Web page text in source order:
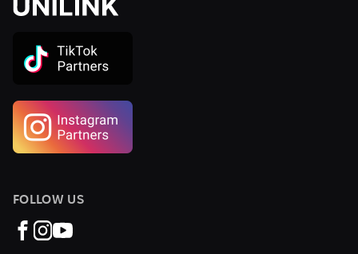
FOLLOW US